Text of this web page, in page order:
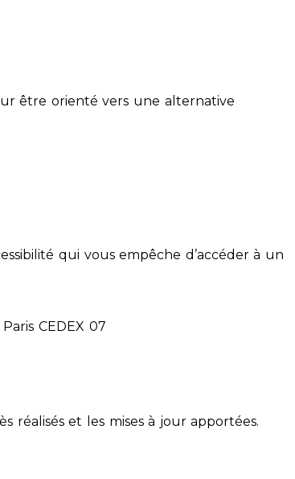
être orienté vers une alternative
qui vous empêche d’accéder à un
CEDEX 07
réalisés et les mises à jour apportées.